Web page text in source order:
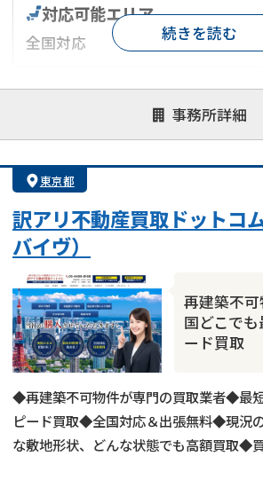
事務所詳細
対応可能エリア
全国対応
対応が親身 オンライン面談可能
1億円以上の買取可
続きを読む
東京都
訳アリ不動産買取ドットコ
バイヴ）
再建築不
国どこで
ード買取
◆再建築不可物件が専門の買取業者◆最
ピード買取◆全国対応＆出張無料◆現況
な敷地形状、どんな状態でも高額買取◆
トップ対応◆無料査定＆相談はフォーム